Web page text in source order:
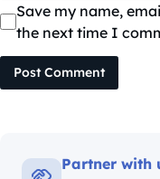
Save my name,
the next time I
Post Comment
Partner with